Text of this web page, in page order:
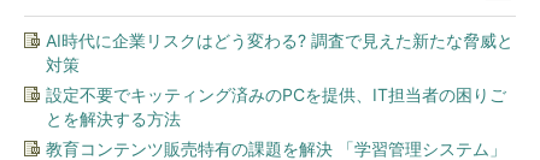
AI時代に企業リスクはどう変わる? 調査で見えた新たな脅威と
対策
設定不要でキッティング済みのPCを提供、IT担当者の困りご
とを解決する方法
教育コンテンツ販売特有の課題を解決 「学習管理システム」